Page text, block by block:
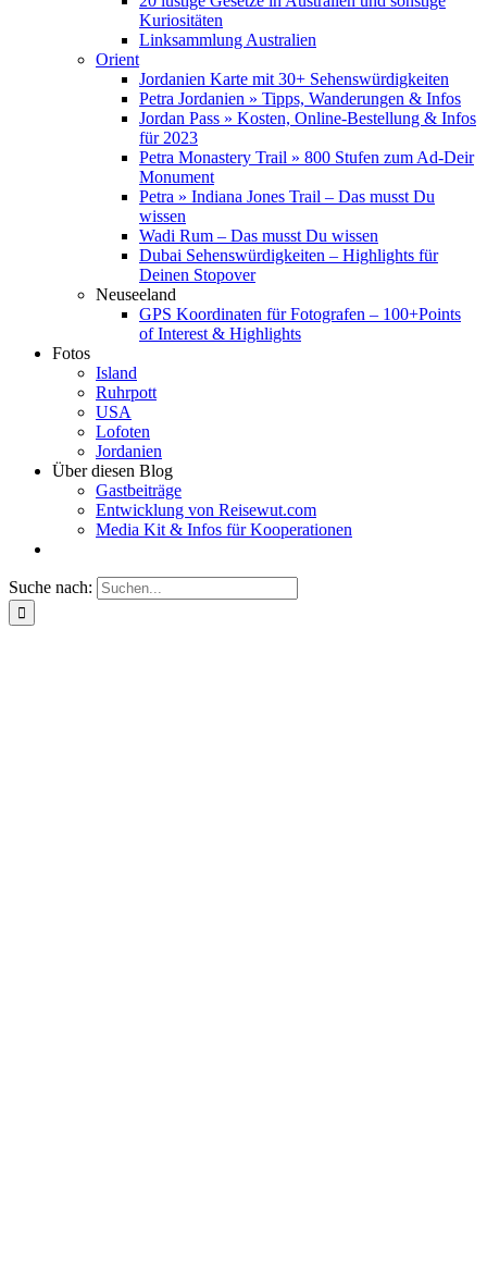
Kuriositäten
Linksammlung Australien
Orient
Jordanien Karte mit 30+ Sehenswürdigkeiten
Petra Jordanien » Tipps, Wanderungen & Infos
Jordan Pass » Kosten, Online-Bestellung & Infos
für 2023
Petra Monastery Trail » 800 Stufen zum Ad-Deir
Monument
Petra » Indiana Jones Trail – Das musst Du
wissen
Wadi Rum – Das musst Du wissen
Dubai Sehenswürdigkeiten – Highlights für
Deinen Stopover
Neuseeland
GPS Koordinaten für Fotografen – 100+Points
of Interest & Highlights
Fotos
Island
Ruhrpott
USA
Lofoten
Jordanien
Über diesen Blog
Gastbeiträge
Entwicklung von Reisewut.com
Media Kit & Infos für Kooperationen
Suche nach: